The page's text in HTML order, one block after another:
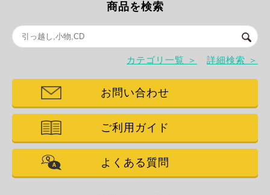
商品を検索
カテゴリ一覧 ＞ 詳細検索 ＞
お問い合わせ
ご利用ガイド
よくある質問